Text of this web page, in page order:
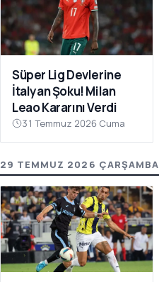
Süper Lig Devlerine
İtalyan Şoku! Milan
Leao Kararını Verdi
31 Temmuz 2026 Cuma
29 TEMMUZ 2026 ÇARŞAMBA